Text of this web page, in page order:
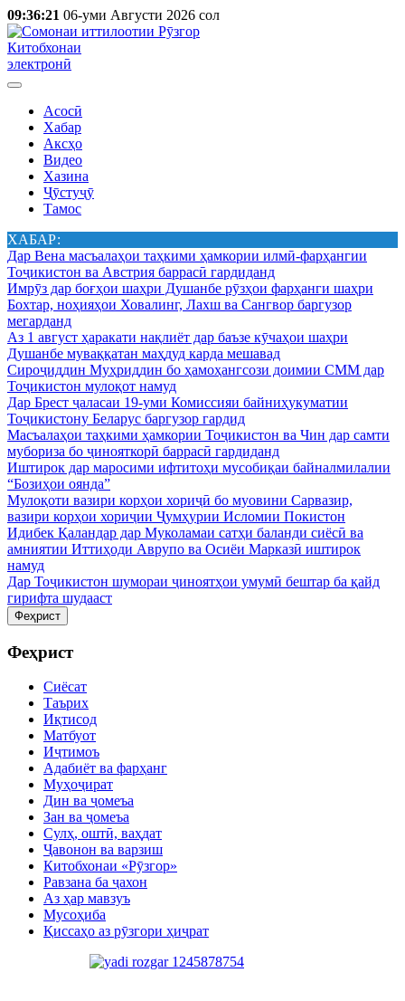
09:36:21 06-уми Августи 2026 сол
Китобхонаи
электронӣ
Асосӣ
Хабар
Аксҳо
Видео
Хазина
Ҷӯстуҷӯ
Тамос
ХАБАР:
Дар Вена масъалаҳои таҳкими ҳамкории илмӣ-фарҳангии
Тоҷикистон ва Австрия баррасӣ гардиданд
Имрӯз дар боғҳои шаҳри Душанбе рӯзҳои фарҳанги шаҳри
Бохтар, ноҳияҳои Ховалинг, Лахш ва Сангвор баргузор
мегарданд
Аз 1 август ҳаракати нақлиёт дар баъзе кӯчаҳои шаҳри
Душанбе муваққатан маҳдуд карда мешавад
Сироҷиддин Муҳриддин бо ҳамоҳангсози доимии СММ дар
Тоҷикистон мулоқот намуд
Дар Брест ҷаласаи 19-уми Комиссияи байниҳукуматии
Тоҷикистону Беларус баргузор гардид
Масъалаҳои таҳкими ҳамкории Тоҷикистон ва Чин дар самти
мубориза бо ҷинояткорӣ баррасӣ гардиданд
Иштирок дар маросими ифтитоҳи мусобиқаи байналмилалии
“Бозиҳои оянда”
Мулоқоти вазири корҳои хориҷӣ бо муовини Сарвазир,
вазири корҳои хориҷии Ҷумҳурии Исломии Покистон
Идибек Қаландар дар Муколамаи сатҳи баланди сиёсӣ ва
амниятии Иттиҳоди Аврупо ва Осиёи Марказӣ иштирок
намуд
Дар Тоҷикистон шумораи ҷиноятҳои умумӣ бештар ба қайд
гирифта шудааст
Феҳрист
Феҳрист
Сиёсат
Таърих
Иқтисод
Матбуот
Иҷтимоъ
Адабиёт ва фарҳанг
Муҳоҷират
Дин ва ҷомеъа
Зан ва ҷомеъа
Сулҳ, оштӣ, ваҳдат
Ҷавонон ва варзиш
Китобхонаи «Рӯзгор»
Равзана ба ҷахон
Аз ҳар мавзуъ
Мусоҳиба
Қиссаҳо аз рӯзгори ҳиҷрат